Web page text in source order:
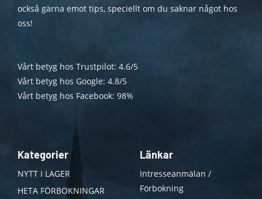
också gärna emot tips, speciellt om du saknar något hos
oss!
Vårt betyg hos Trustpilot: 4.6/5
Vårt betyg hos Google: 4.8/5
Vårt betyg hos Facebook: 98%
Kategorier
NYTT I LAGER
HETA FÖRBOKNINGAR
Länkar
Intresseanmälan /
Förbokning